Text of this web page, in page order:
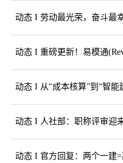
动态 I 劳动最光荣，奋斗最
动态 I 重磅更新！易模通
动态 I 从“成本核算”到“智
动态 I 人社部：职称评审迎
动态 I 官方回复：两个一建